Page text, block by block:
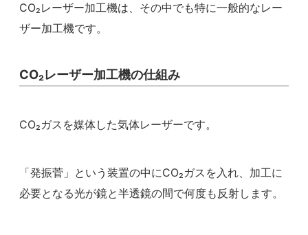
CO₂レーザー加工機は、その中でも特に一般的なレー
ザー加工機です。
CO₂レーザー加工機の仕組み
CO₂ガスを媒体した気体レーザーです。
「発振菅」という装置の中にCO₂ガスを入れ、加工に
必要となる光が鏡と半透鏡の間で何度も反射します。